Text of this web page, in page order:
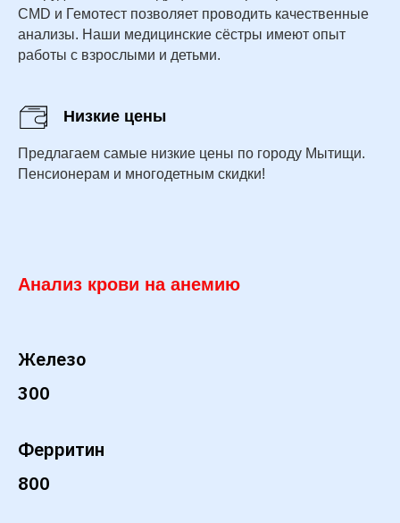
CMD и Гемотест позволяет проводить качественные
анализы. Наши медицинские сёстры имеют опыт
работы с взрослыми и детьми.
Низкие цены
Предлагаем самые низкие цены по городу Мытищи.
Пенсионерам и многодетным скидки!
Анализ крови на анемию
Железо
300
Ферритин
800